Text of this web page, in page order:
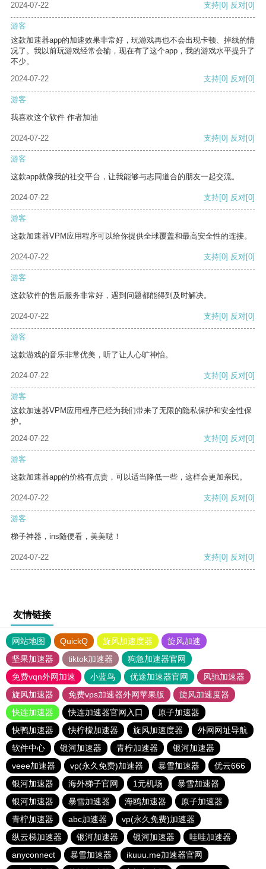
2024-07-22 支持[0] 反对[0]
游客
这款加速器app的加速效果非常好，玩游戏再也不会出现卡顿、掉线的情
况了。我以前玩游戏经常会输，现在有了这个app，我的游戏水平提升了
不少。
2024-07-22
支持[0] 反对[0]
游客
我喜欢这个软件 作者加油
2024-07-22 支持[0] 反对[0]
游客
这款app就像我的社交平台，让我能够与志同道合的朋友一起交流。
2024-07-22 支持[0] 反对[0]
游客
这款加速器VPM应用程序可以给你提供全球覆盖和最高安全性的连接。
2024-07-22 支持[0] 反对[0]
游客
这款软件的售后服务非常好，遇到问题都能得到及时解决。
2024-07-22 支持[0] 反对[0]
游客
这款游戏的音乐非常优美，听了让人心旷神怡。
2024-07-22 支持[0] 反对[0]
游客
这款加速器VPM应用程序已经为我们带来了无限的隐私保护和安全性保
护。
2024-07-22
支持[0] 反对[0]
游客
这款加速器app的价格有点贵，可以适当降低一些，这样会更加亲民。
2024-07-22 支持[0] 反对[0]
游客
梯子神器，ins随便看，美美哒！
2024-07-22 支持[0] 反对[0]
友情链接
网站地图 QuickQ 旋风加速度器
旋风加速
坚果加速器
tiktok加速器
狗急加速器官网
免费vqn外网加速
小蓝鸟 优途加速器官网
风驰加速器
旋风加速器
免费vps加速器外网苹果版
旋风加速度器
快连加速器
快连加速器官网入口
原子加速器
快鸭加速器
快柠檬加速器 旋风加速度器
外网网址导航
软件中心
银河加速器 青柠加速器
银河加速器
veee加速器
vp(永久免费)加速器 暴雪加速器
优云666
银河加速器
海外梯子官网 1元机场
暴雪加速器
银河加速器
暴雪加速器 海鸥加速器
原子加速器
青柠加速器
abc加速器
vp(永久免费)加速器
纵云梯加速器
银河加速器 银河加速器
哇哇加速器
anyconnect
暴雪加速器
ikuuu.me加速器官网